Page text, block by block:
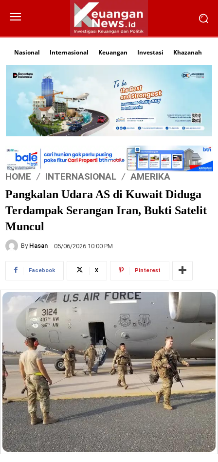
Nasional Internasional Keuangan Investasi Khazanah
HOME INTERNASIONAL AMERIKA
Pangkalan Udara AS di Kuwait Diduga
Terdampak Serangan Iran, Bukti Satelit
Muncul
By Hasan 05/06/2026 10:00 PM
Facebook X Pinterest